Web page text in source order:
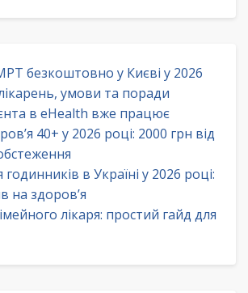
безкоштовно у Києві у 2026
умови та поради
в eHealth вже працює
40+ у 2026 році: 2000 грн від
в Україні у 2026 році:
на здоров’я
лікаря: простий гайд для